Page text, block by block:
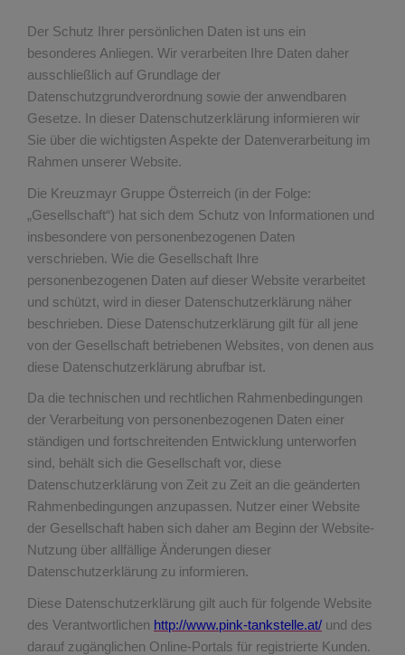
Der Schutz Ihrer persönlichen Daten ist uns ein
besonderes Anliegen. Wir verarbeiten Ihre Daten daher
ausschließlich auf Grundlage der
Datenschutzgrundverordnung sowie der anwendbaren
Gesetze. In dieser Datenschutzerklärung informieren wir
Sie über die wichtigsten Aspekte der Datenverarbeitung im
Rahmen unserer Website.
Die Kreuzmayr Gruppe Österreich (in der Folge:
„Gesellschaft“) hat sich dem Schutz von Informationen und
insbesondere von personenbezogenen Daten
verschrieben. Wie die Gesellschaft Ihre
personenbezogenen Daten auf dieser Website verarbeitet
und schützt, wird in dieser Datenschutzerklärung näher
beschrieben. Diese Datenschutzerklärung gilt für all jene
von der Gesellschaft betriebenen Websites, von denen aus
diese Datenschutzerklärung abrufbar ist.
Da die technischen und rechtlichen Rahmenbedingungen
der Verarbeitung von personenbezogenen Daten einer
ständigen und fortschreitenden Entwicklung unterworfen
sind, behält sich die Gesellschaft vor, diese
Datenschutzerklärung von Zeit zu Zeit an die geänderten
Rahmenbedingungen anzupassen. Nutzer einer Website
der Gesellschaft haben sich daher am Beginn der Website-
Nutzung über allfällige Änderungen dieser
Datenschutzerklärung zu informieren.
Diese Datenschutzerklärung gilt auch für folgende Website
des Verantwortlichen http://www.pink-tankstelle.at/ und des
darauf zugänglichen Online-Portals für registrierte Kunden.